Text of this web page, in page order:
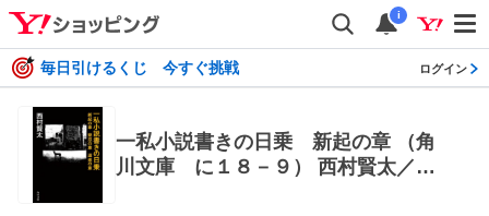
i
毎日引けるくじ 今すぐ挑戦 ログイン
一私小説書きの日乗 新起の章 （角
川文庫 に１８－９） 西村賢太／